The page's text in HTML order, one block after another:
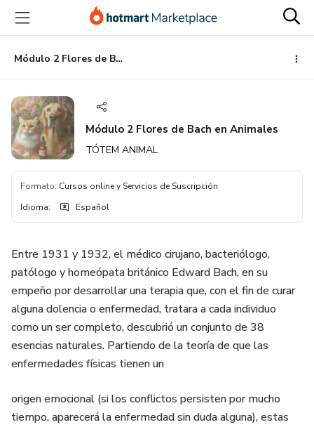
principal
página
de
página
Módulo 2 Flores de Bach en Animales
Módulo 2 Flores de Bach en Animales
TÓTEM ANIMAL
Formato: Cursos online y Servicios de Suscripción
Idioma: Español
Entre 1931 y 1932, el médico cirujano, bacteriólogo,
patólogo y homeópata británico Edward Bach, en su
empeño por desarrollar una terapia que, con el fin de curar
alguna dolencia o enfermedad, tratara a cada individuo
como un ser completo, descubrió un conjunto de 38
esencias naturales. Partiendo de la teoría de que las
enfermedades físicas tienen un
origen emocional (si los conflictos persisten por mucho
tiempo, aparecerá la enfermedad sin duda alguna), estas